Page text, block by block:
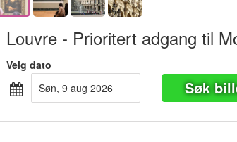
Louvre - Prioritert adgang til
Velg dato
søn, 9 aug 2026
Søk